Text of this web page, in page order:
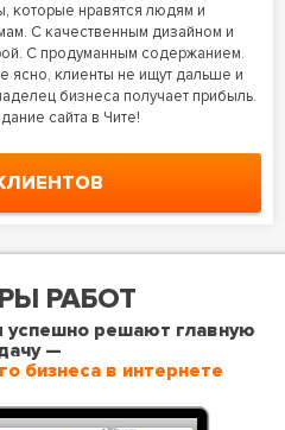
которые нравятся людям и
С качественным дизайном и
С продуманным содержанием.
ясно, клиенты не ищут дальше и
бизнеса получает прибыль.
сайта в Чите!
РАБОТ
успешно решают главную
—
бизнеса в интернете